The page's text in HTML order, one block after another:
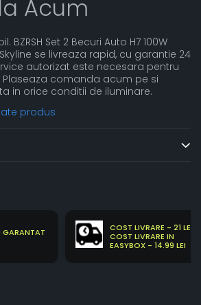
Acum
BZRSH Set 2 Becuri Auto H7 100W
se livreaza rapid, cu garantie 24
autorizat este necesara pentru
comanda acum pe si
in orice conditii de iluminare.
produs
GARANTAT
COST LIVRARE - 21 LEI
COST LIVRARE IN
EASYBOX - 14.99 LEI